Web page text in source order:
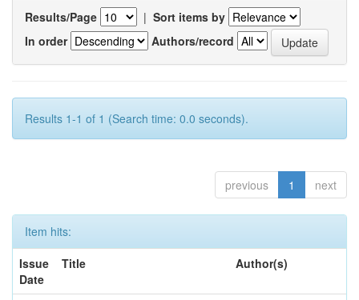
Results/Page | Sort items by
In order
Authors/record
Results 1-1 of 1 (Search time: 0.0 seconds).
previous 1 next
Item hits:
Issue
Date
Title Author(s)